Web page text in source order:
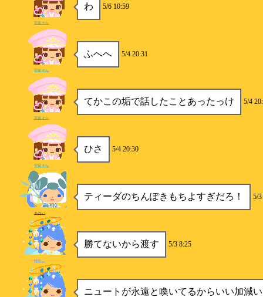
わ 5/6 10:59
宇宙そら
ふへへ 5/4 20:31
宇宙そら
てかこの垢で話したことあったっけ 5/4
宇宙そら
ひさ 5/4 20:30
宇宙そら
ティーダのちんぽきもちよすぎだろ！ 5/
まのい
勝てないから渡す 5/3 8:25
時雨。
ニュートが永遠と喚いてるからいい加減